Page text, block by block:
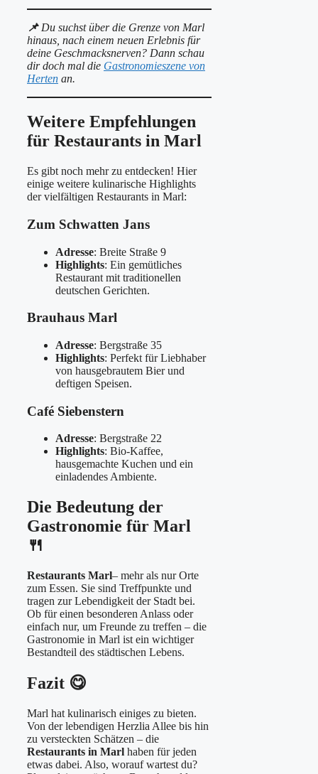
📌Du suchst über die Grenze von Marl
hinaus, nach einem neuen Erlebnis für
deine Geschmacksnerven? Dann schau
dir doch mal die Gastronomieszene von
Herten an.
Weitere Empfehlungen
für Restaurants in Marl
Es gibt noch mehr zu entdecken! Hier
einige weitere kulinarische Highlights
der vielfältigen Restaurants in Marl:
Zum Schwatten Jans
Adresse: Breite Straße 9
Highlights: Ein gemütliches
Restaurant mit traditionellen
deutschen Gerichten.
Brauhaus Marl
Adresse: Bergstraße 35
Highlights: Perfekt für Liebhaber
von hausgebrautem Bier und
deftigen Speisen.
Café Siebenstern
Adresse: Bergstraße 22
Highlights: Bio-Kaffee,
hausgemachte Kuchen und ein
einladendes Ambiente.
Die Bedeutung der
Gastronomie für Marl
🍴
Restaurants Marl– mehr als nur Orte
zum Essen. Sie sind Treffpunkte und
tragen zur Lebendigkeit der Stadt bei.
Ob für einen besonderen Anlass oder
einfach nur, um Freunde zu treffen – die
Gastronomie in Marl ist ein wichtiger
Bestandteil des städtischen Lebens.
Fazit 😋
Marl hat kulinarisch einiges zu bieten.
Von der lebendigen Herzlia Allee bis hin
zu versteckten Schätzen – die
Restaurants in Marl haben für jeden
etwas dabei. Also, worauf wartest du?